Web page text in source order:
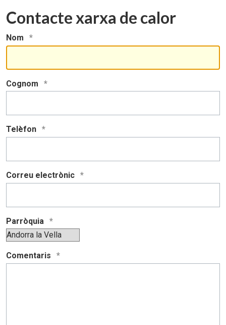
Contacte xarxa de calor
Nom
Cognom
Telèfon
Correu electrònic
Parròquia
Comentaris